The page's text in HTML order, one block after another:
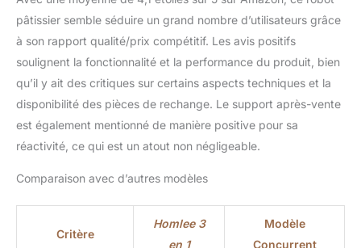
pâtissier semble séduire un grand nombre d’utilisateurs grâce
à son rapport qualité/prix compétitif. Les avis positifs
soulignent la fonctionnalité et la performance du produit, bien
qu’il y ait des critiques sur certains aspects techniques et la
disponibilité des pièces de rechange. Le support après-vente
est également mentionné de manière positive pour sa
réactivité, ce qui est un atout non négligeable.
Comparaison avec d’autres modèles
Critère
Homlee 3
en 1
Modèle
Concurrent